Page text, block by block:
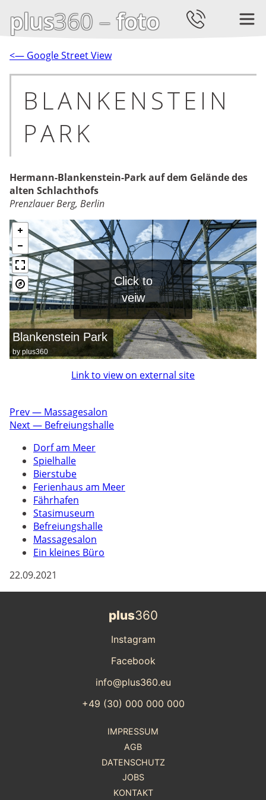
plus360 –foto
<— Google Street View
BLANKENSTEIN
PARK
Hermann-Blankenstein-Park auf dem Gelände des
alten Schlachthofs
Prenzlauer Berg, Berlin
Blankenstein Park
by plus360
Click to
veiw
Link to view on external site
Prev — Massagesalon
Next — Befreiungshalle
Dorf am Meer
Spielhalle
Bierstube
Ferienhaus am Meer
Fährhafen
Stasimuseum
Befreiungshalle
Massagesalon
Ein kleines Büro
22.09.2021
plus360
Instagram
Facebook
info@plus360.eu
+49 (30) 000 000 000
IMPRESSUM
AGB
DATENSCHUTZ
JOBS
KONTAKT